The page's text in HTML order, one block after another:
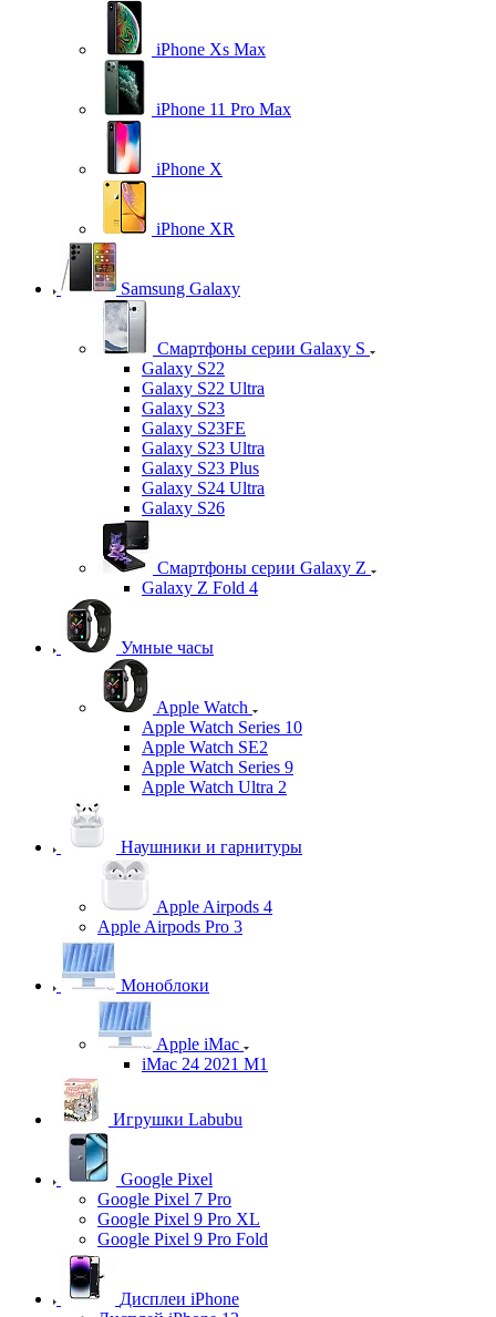
iPhone Xs Max
iPhone 11 Pro Max
iPhone X
iPhone XR
Samsung Galaxy
Смартфоны серии Galaxy S
Galaxy S22
Galaxy S22 Ultra
Galaxy S23
Galaxy S23FE
Galaxy S23 Ultra
Galaxy S23 Plus
Galaxy S24 Ultra
Galaxy S26
Смартфоны серии Galaxy Z
Galaxy Z Fold 4
Умные часы
Apple Watch
Apple Watch Series 10
Apple Watch SE2
Apple Watch Series 9
Apple Watch Ultra 2
Наушники и гарнитуры
Apple Airpods 4
Apple Airpods Pro 3
Моноблоки
Apple iMac
iMac 24 2021 M1
Игрушки Labubu
Google Pixel
Google Pixel 7 Pro
Google Pixel 9 Pro XL
Google Pixel 9 Pro Fold
Дисплеи iPhone